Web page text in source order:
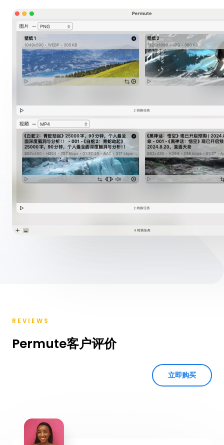
REVIEWS
Permute客户评价
立即购买